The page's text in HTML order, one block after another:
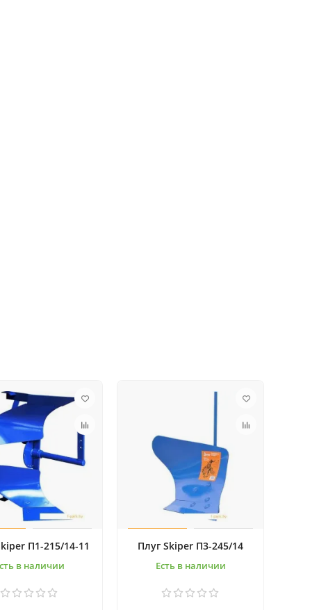
П1-215/14-11
в наличии
Плуг Skiper П3-245/14
Есть в наличии